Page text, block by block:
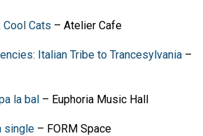
Cool Cats – Atelier Cafe
Italian Tribe to Trancesylvania –
la bal – Euphoria Music Hall
single – FORM Space